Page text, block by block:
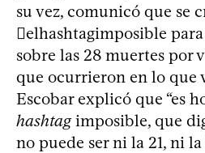
su vez, comunicó que se
elhashtagimposible
sobre las 28 muertes por
que ocurrieron en lo que
Escobar explicó que “es
hashtagimposible, que
no puede ser ni la 21, ni